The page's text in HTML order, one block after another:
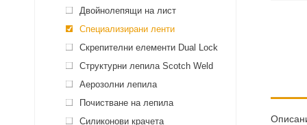
Двойнолепящи на лист
Специализирани ленти
Скрепителни елементи Dual Lock
Структурни лепила Scotch Weld
Аерозолни лепила
Почистване на лепила
Силиконови крачета